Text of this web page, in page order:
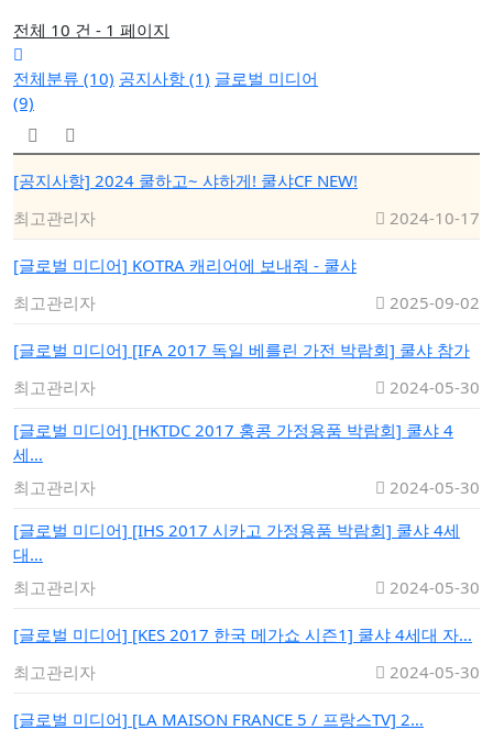
전체 10 건 - 1 페이지
전체분류 (10) 공지사항 (1) 글로벌 미디어
(9)
[공지사항] 2024 쿨하고~ 샤하게! 쿨샤CF NEW!
최고관리자
2024-10-17
[글로벌 미디어] KOTRA 캐리어에 보내줘 - 쿨샤
최고관리자
2025-09-02
[글로벌 미디어] [IFA 2017 독일 베를린 가전 박람회] 쿨샤 참가
최고관리자
2024-05-30
[글로벌 미디어] [HKTDC 2017 홍콩 가정용품 박람회] 쿨샤 4
세…
최고관리자
2024-05-30
[글로벌 미디어] [IHS 2017 시카고 가정용품 박람회] 쿨샤 4세
대…
최고관리자
2024-05-30
[글로벌 미디어] [KES 2017 한국 메가쇼 시즌1] 쿨샤 4세대 자…
최고관리자
2024-05-30
[글로벌 미디어] [LA MAISON FRANCE 5 / 프랑스TV] 2…